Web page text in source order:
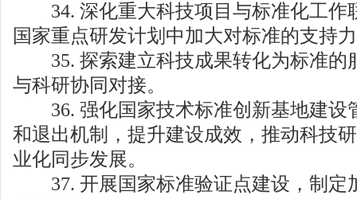
34. 深化重大科技项目与标准化工作
国家重点研发计划中加大对标准的支持
35. 探索建立科技成果转化为标准的
与科研协同对接。
36. 强化国家技术标准创新基地建设
和退出机制，提升建设成效，推动科技
业化同步发展。
37. 开展国家标准验证点建设，制定